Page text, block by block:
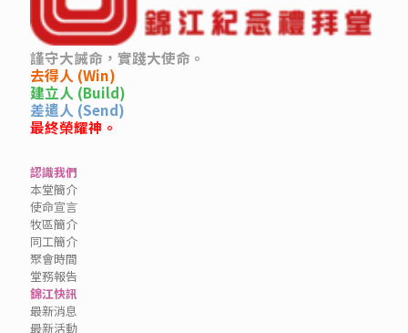
謹守大誡命，實踐大使命。
去得人 (Win)
建立人 (Build)
差遣人 (Send)
最終榮耀神。
認識我們
本堂簡介
使命宣言
牧區簡介
同工簡介
聚會時間
堂務報告
錦江快訊
最新消息
最新活動